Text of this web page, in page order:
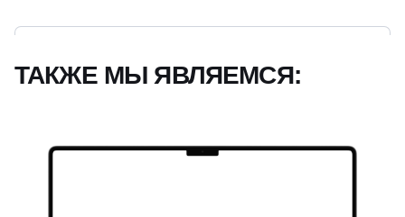
ТАКЖЕ МЫ ЯВЛЯЕМСЯ: